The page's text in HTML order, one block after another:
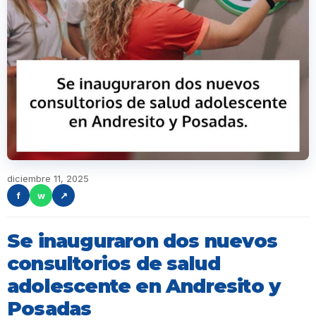
diciembre 11, 2025
f
w ↗
Se inauguraron dos nuevos
consultorios de salud
adolescente en Andresito y
Posadas